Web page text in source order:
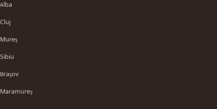
Alba
Cluj
Mureș
Sibiu
Brașov
Maramureș